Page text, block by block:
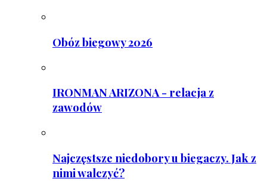
Obóz biegowy 2026
IRONMAN ARIZONA - relacja z
zawodów
Najczęstsze niedobory u biegaczy. Jak z
nimi walczyć?